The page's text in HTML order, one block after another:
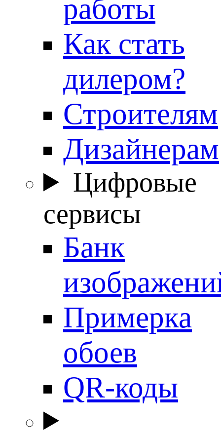
работы
Как стать
дилером?
Строителям
Дизайнерам
Цифровые
сервисы
Банк
Примерка
обоев
QR-коды